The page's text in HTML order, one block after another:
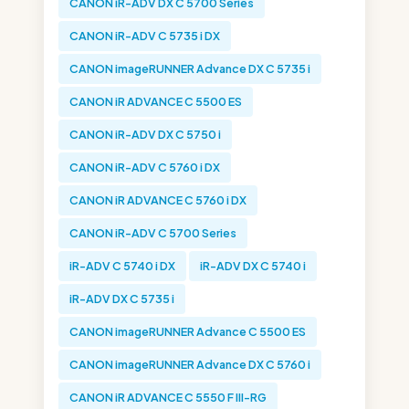
CANON iR-ADV C 5735 i DX
CANON imageRUNNER Advance DX C 5735 i
CANON iR ADVANCE C 5500 ES
CANON iR-ADV DX C 5750 i
CANON iR-ADV C 5760 i DX
CANON iR ADVANCE C 5760 i DX
CANON iR-ADV C 5700 Series
iR-ADV C 5740 i DX iR-ADV DX C 5740 i
iR-ADV DX C 5735 i
CANON imageRUNNER Advance C 5500 ES
CANON imageRUNNER Advance DX C 5760 i
CANON iR ADVANCE C 5550 F III-RG